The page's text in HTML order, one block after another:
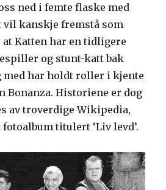
ned i femte flaske med
vil kanskje fremstå som
Katten har en tidligere
og stunt-katt bak
med har holdt roller i kjente
Bonanza. Historiene er dog
av troverdige Wikipedia,
titulert ‘Liv levd’.